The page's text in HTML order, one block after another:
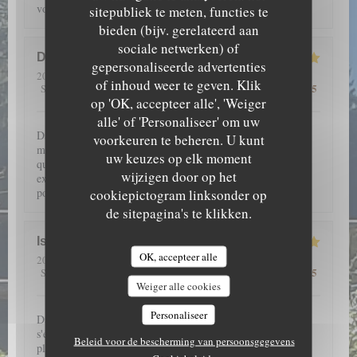
sitepubliek te meten, functies te
bieden (bijv. gerelateerd aan
sociale netwerken) of
gepersonaliseerde advertenties
of inhoud weer te geven. Klik
op 'OK, accepteer alle', 'Weiger
alle' of 'Personaliseer' om uw
voorkeuren te beheren. U kunt
uw keuzes op elk moment
wijzigen door op het
cookiepictogram linksonder op
de sitepagina's te klikken.
OK, accepteer alle
Weiger alle cookies
Personaliseer
Beleid voor de bescherming van persoonsgegevens
voir et à manger.
D
2026-07-14
- 19:30 - Gasten 4
Service
Atmosfeer: 5/5 Keuken:5/5 Kwaliteit / Prijs /5
Dans un cadre merveilleux, en pleine nature avec une
magnifique vue, l’Aigle Blanche vous offre une cuisine de
qualité (encornets farcis et pièce de vieux fondante par
exemple). Service agréable. Et petite liqueur maison de
pomme de pin à la fin, à goûter impérativement !
Isabelle
2026-07-12
- 19:30 - Gasten 2
Service
Atmosfeer:5/5 Keuken:5/5 /5
Dans un superbe cadre au milieu de la nature, nos papilles
s'éveillent grâce aux saveurs subtilement conjuguées dans des
plats fins et légers. De l'entrée au dessert, une farandole de